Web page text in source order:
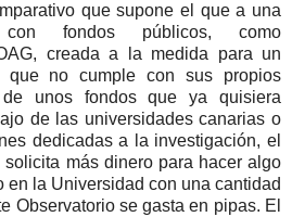
que supone el que a una
con fondos públicos, como
creada a la medida para un
no cumple con sus propios
unos fondos que ya quisiera
de las universidades canarias o
dedicadas a la investigación, el
más dinero para hacer algo
en la Universidad con una cantidad
Observatorio se gasta en pipas. El